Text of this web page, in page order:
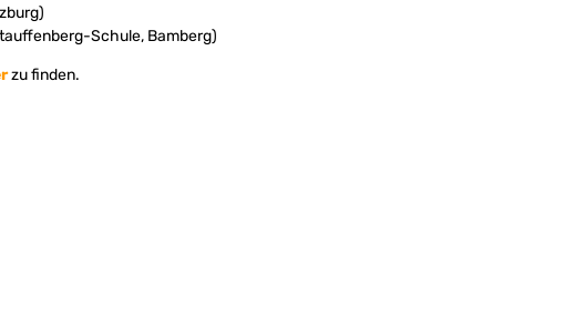
Schule, Bamberg)
zu finden.